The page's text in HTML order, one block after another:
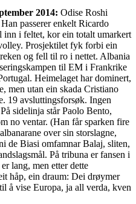
2014: Odise Roshi
passerer enkelt Ricardo
inn i feltet, kor ein totalt umarkert
Prosjektilet fyk forbi ein
og fell til ro i nettet. Albania
til EM i Frankrike
Heimelaget har dominert,
men utan ein skada Cristiano
19 avsluttingsforsøk. Ingen
sidelinja står Paolo Bento,
no ventar. (Han får sparken fire
over sin storslagne,
de Biasi omfamnar Balaj, sliten,
På tribuna er fansen i
lang, men etter dette
håp, ein draum: Dei drøymer
å vise Europa, ja all verda, kven